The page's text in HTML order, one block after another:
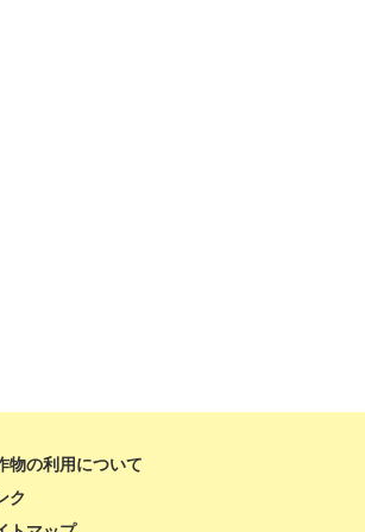
物の利用について
ク